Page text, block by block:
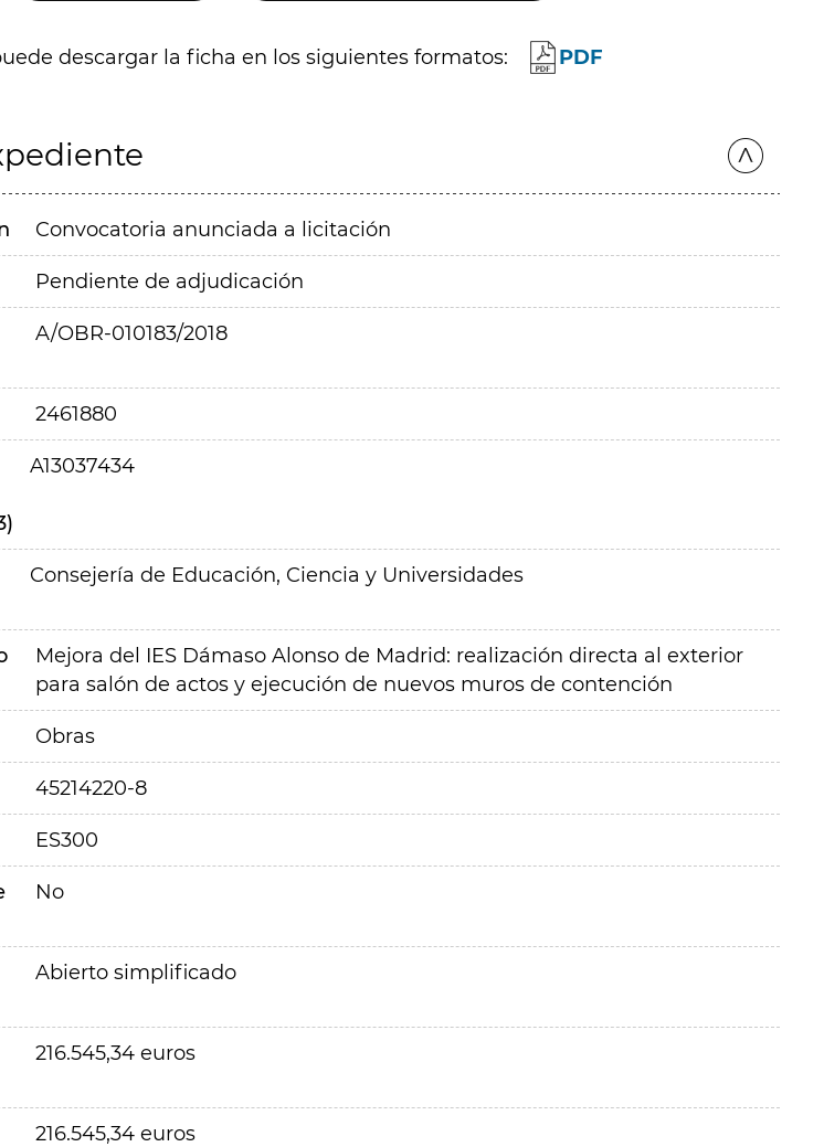
descargar la ficha en los siguientes formatos: PDF
Convocatoria anunciada a licitación
Pendiente de adjudicación
A/OBR-010183/2018
2461880
A13037434
Consejería de Educación, Ciencia y Universidades
Mejora del IES Dámaso Alonso de Madrid: realización directa al exterior
para salón de actos y ejecución de nuevos muros de contención
Obras
45214220-8
ES300
No
Abierto simplificado
216.545,34 euros
216.545,34 euros